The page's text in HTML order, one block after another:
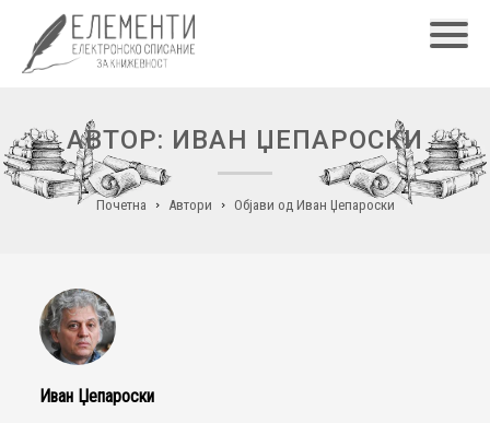
АВТОР: ИВАН ЏЕПАРОСКИ
Почетна Автори Објави од Иван Џепароски
Иван Џепароски